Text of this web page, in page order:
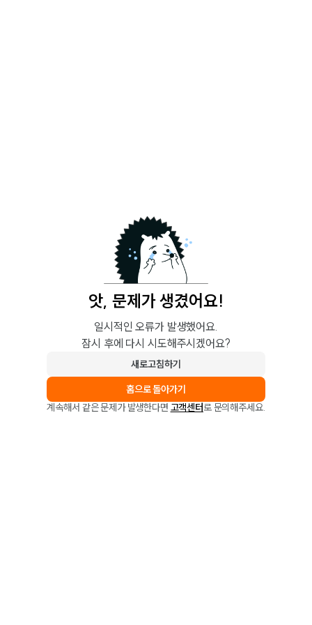
앗, 문제가 생겼어요!
일시적인 오류가 발생했어요.
잠시 후에 다시 시도해주시겠어요?
새로고침하기
홈으로 돌아가기
계속해서 같은 문제가 발생한다면 고객센터로 문의해주세요.